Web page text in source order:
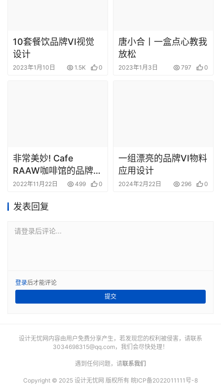
10套餐饮品牌VI视觉
设计
2023年1月10日 1.5K 0
唐小合丨一盒点心教我
放松
2023年1月3日 797 0
非常美妙! Cafe
RAAW咖啡馆的品牌设
计
2022年11月22日 499 0
一组漂亮的品牌VI物料
应用设计
2024年2月22日 296 0
发表回复
请登录后评论...
登录后才能评论
提交
设计无忧网内容由用户免费分享产生，若发现您的权利被侵害，请联系
3034698315@qq.com，我们会尽快处理！
遇到任何问题，请联系我们
Copyright © 2025 设计无忧网 版权所有 皖ICP备2022011111号-8